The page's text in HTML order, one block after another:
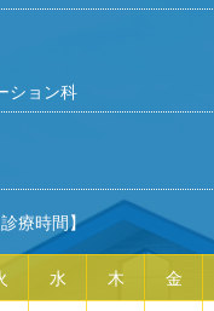
ション科
療時間】
水 木 金